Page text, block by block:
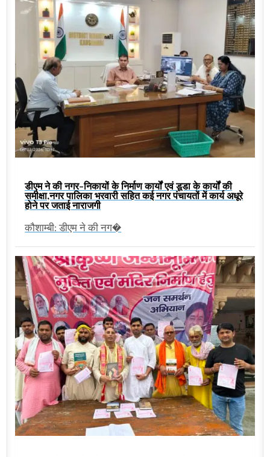
डीएम ने की नगर-निकायों के निर्माण कार्यों एवं डूडा के कार्यों की
समीक्षा,नगर पालिका भरवारी सहित कई नगर पंचायतों में कार्य अधूरे
होने पर जताई नाराजगी
कौशाम्बी: डीएम ने की नग�